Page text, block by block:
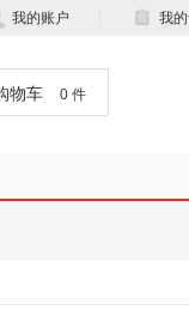
我的账户 我
物车 0 件